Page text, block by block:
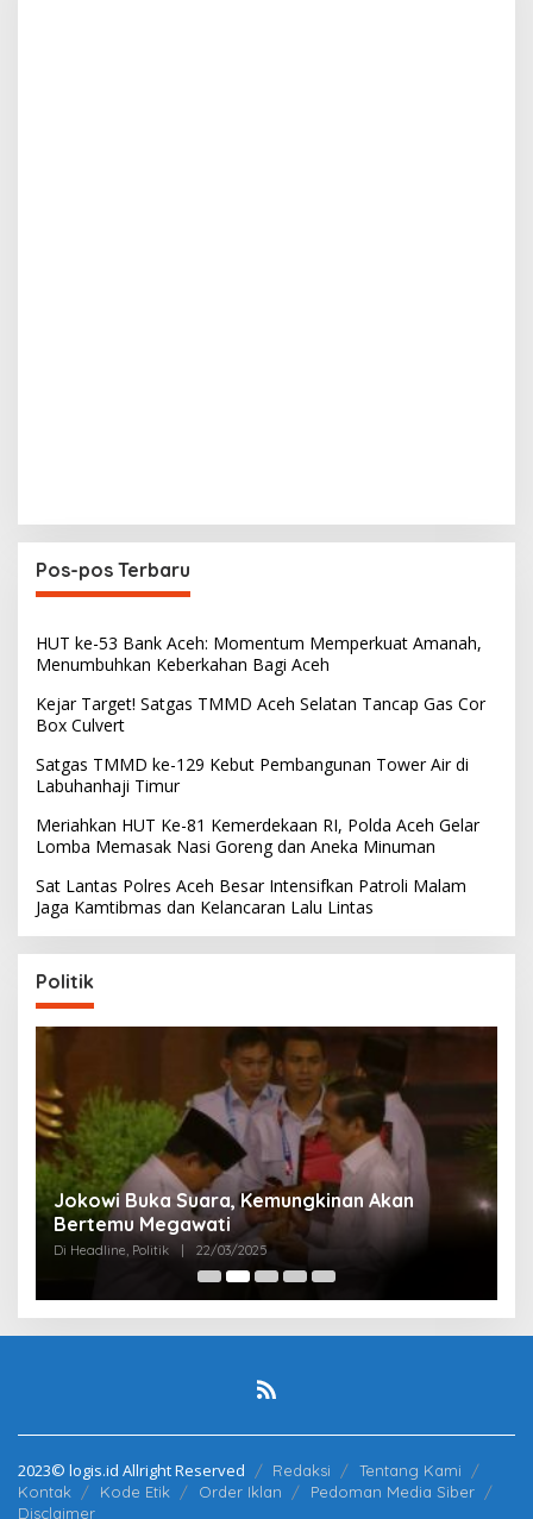
Pos-pos Terbaru
HUT ke-53 Bank Aceh: Momentum Memperkuat Amanah,
Menumbuhkan Keberkahan Bagi Aceh
Kejar Target! Satgas TMMD Aceh Selatan Tancap Gas Cor
Box Culvert
Satgas TMMD ke-129 Kebut Pembangunan Tower Air di
Labuhanhaji Timur
Meriahkan HUT Ke-81 Kemerdekaan RI, Polda Aceh Gelar
Lomba Memasak Nasi Goreng dan Aneka Minuman
Sat Lantas Polres Aceh Besar Intensifkan Patroli Malam
Jaga Kamtibmas dan Kelancaran Lalu Lintas
Politik
Partai Perjuangan Aceh Bangun Peran
Perempuan di Parlemen Aceh
Di Politik | 12/03/2025
2023© logis.id Allright Reserved Redaksi
Tentang Kami
Kontak
Kode Etik Order Iklan
Pedoman Media Siber
Disclaimer